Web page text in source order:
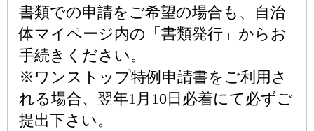
書類での申請をご希望の場合も、自治
体マイページ内の「書類発行」からお
手続きください。
※ワンストップ特例申請書をご利用さ
れる場合、翌年1月10日必着にて必ずご
提出下さい。